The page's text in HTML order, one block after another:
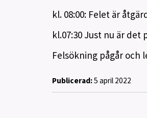
kl. 08:00: Felet är
kl.07:30 Just nu är det
Felsökning pågår och
Publicerad:5 april 2022